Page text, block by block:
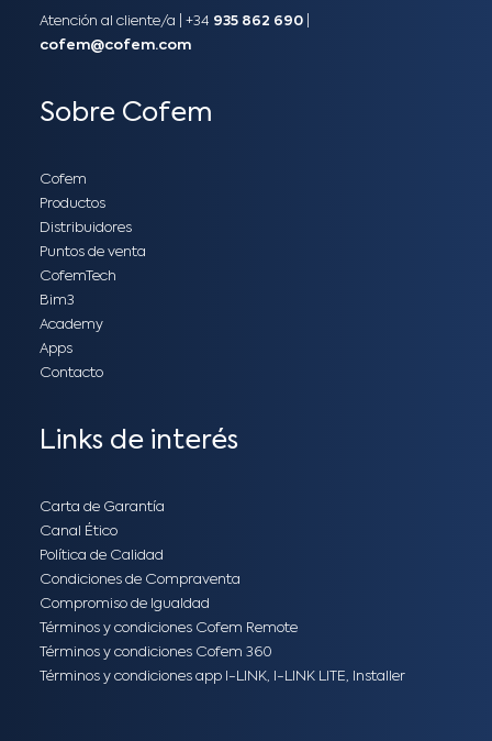
Atención al cliente/a​ | +34 935 862 690
cofem@cofem.com
Sobre Cofem
Cofem
Productos
Distribuidores
Puntos de venta
CofemTech
Bim3
Academy
Apps
Contacto
Links de interés
Carta de Garantía
Canal Ético
Política de Calidad
Condiciones de Compraventa
Compromiso de Igualdad
Términos y condiciones Cofem Remote
Términos y condiciones Cofem 360
Términos y condiciones app I-LINK, I-LINK LITE, Installer